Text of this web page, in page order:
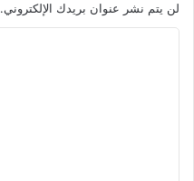
لن يتم نشر عنوان بريدك الإلكتروني.